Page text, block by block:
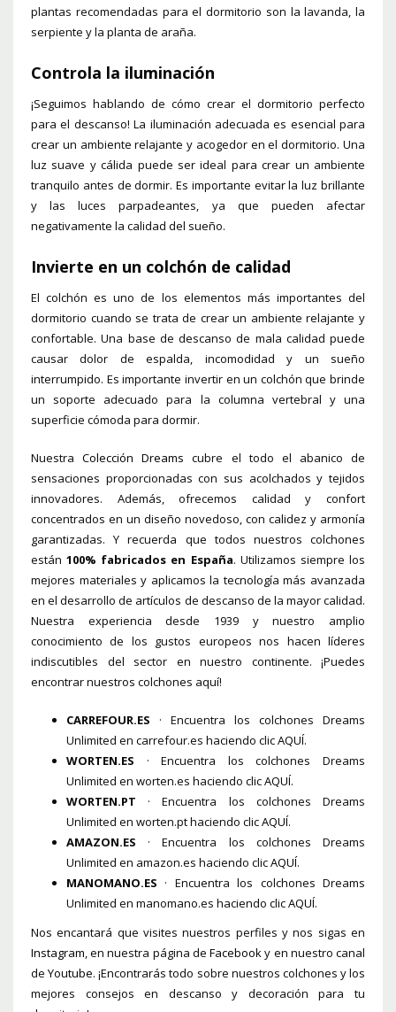
plantas recomendadas para el dormitorio son la lavanda, la
serpiente y la planta de araña.
Controla la iluminación
¡Seguimos hablando de cómo crear el dormitorio perfecto
para el descanso! La iluminación adecuada es esencial para
crear un ambiente relajante y acogedor en el dormitorio. Una
luz suave y cálida puede ser ideal para crear un ambiente
tranquilo antes de dormir. Es importante evitar la luz brillante
y las luces parpadeantes, ya que pueden afectar
negativamente la calidad del sueño.
Invierte en un colchón de calidad
El colchón es uno de los elementos más importantes del
dormitorio cuando se trata de crear un ambiente relajante y
confortable. Una base de descanso de mala calidad puede
causar dolor de espalda, incomodidad y un sueño
interrumpido. Es importante invertir en un colchón que brinde
un soporte adecuado para la columna vertebral y una
superficie cómoda para dormir.
NuestraColección Dreams cubre el todo el abanico de
sensaciones proporcionadas con sus acolchados y tejidos
innovadores. Además, ofrecemos calidad y confort
concentrados en un diseño novedoso, con calidez y armonía
garantizadas. Y recuerda que todos nuestros colchones
están100% fabricados en España. Utilizamos siempre los
mejores materiales y aplicamos la tecnología más avanzada
en el desarrollo de artículos de descanso de la mayor calidad.
Nuestra experiencia desde 1939 y nuestro amplio
conocimiento de los gustos europeos nos hacen líderes
indiscutibles del sector en nuestro continente. ¡Puedes
encontrar nuestros colchones aquí!
CARREFOUR.ES · Encuentra los colchones Dreams
Unlimited en carrefour.es haciendo clicAQUÍ.
WORTEN.ES · Encuentra los colchones Dreams
Unlimited en worten.es haciendo clicAQUÍ.
WORTEN.PT · Encuentra los colchones Dreams
Unlimited en worten.pt haciendo clicAQUÍ.
AMAZON.ES · Encuentra los colchones Dreams
Unlimited en amazon.es haciendo clicAQUÍ.
MANOMANO.ES · Encuentra los colchones Dreams
Unlimited en manomano.es haciendo clicAQUÍ.
Nos encantará que visites nuestros perfiles y nos sigas en
Instagram , en nuestra página deFacebook y en nuestro canal
deYoutube. ¡Encontrarás todo sobre nuestros colchones y los
mejores consejos en descanso y decoración para tu